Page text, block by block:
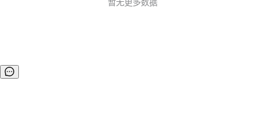
暂无更多数据